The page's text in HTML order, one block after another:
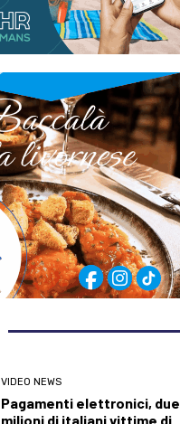
VIDEO NEWS
Pagamenti elettronici, due
milioni di italiani vittime di